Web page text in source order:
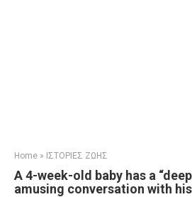
Home » ΙΣΤΟΡΙΕΣ ΖΩΗΣ
A 4-week-old baby has a
amusing conversation with